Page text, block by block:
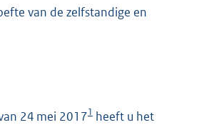
van de zelfstandige en
24 mei 20171 heeft u het